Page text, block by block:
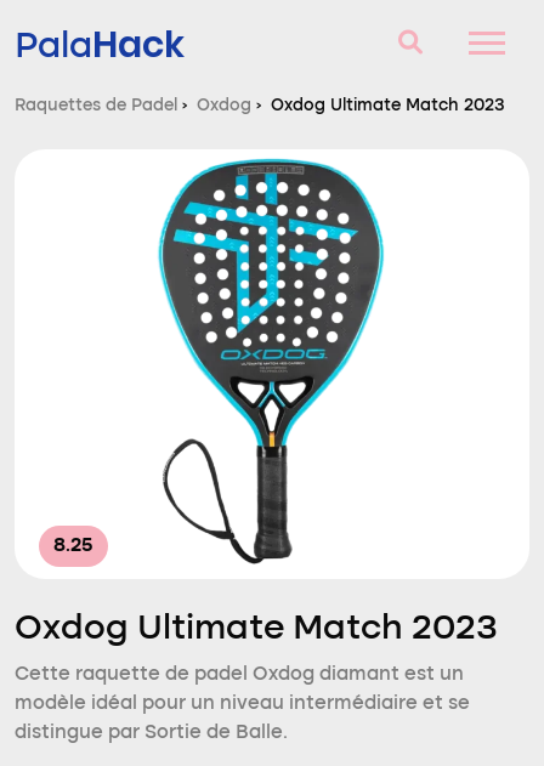
PalaHack
Raquettes de Padel
Questions et réponses
Comparateur
Raquettes de Padel › Oxdog › Oxdog Ultimate Match 2023
8.25
Oxdog Ultimate Match 2023
Cette raquette de padel Oxdog diamant est un
modèle idéal pour un niveau intermédiaire et se
distingue par Sortie de Balle.